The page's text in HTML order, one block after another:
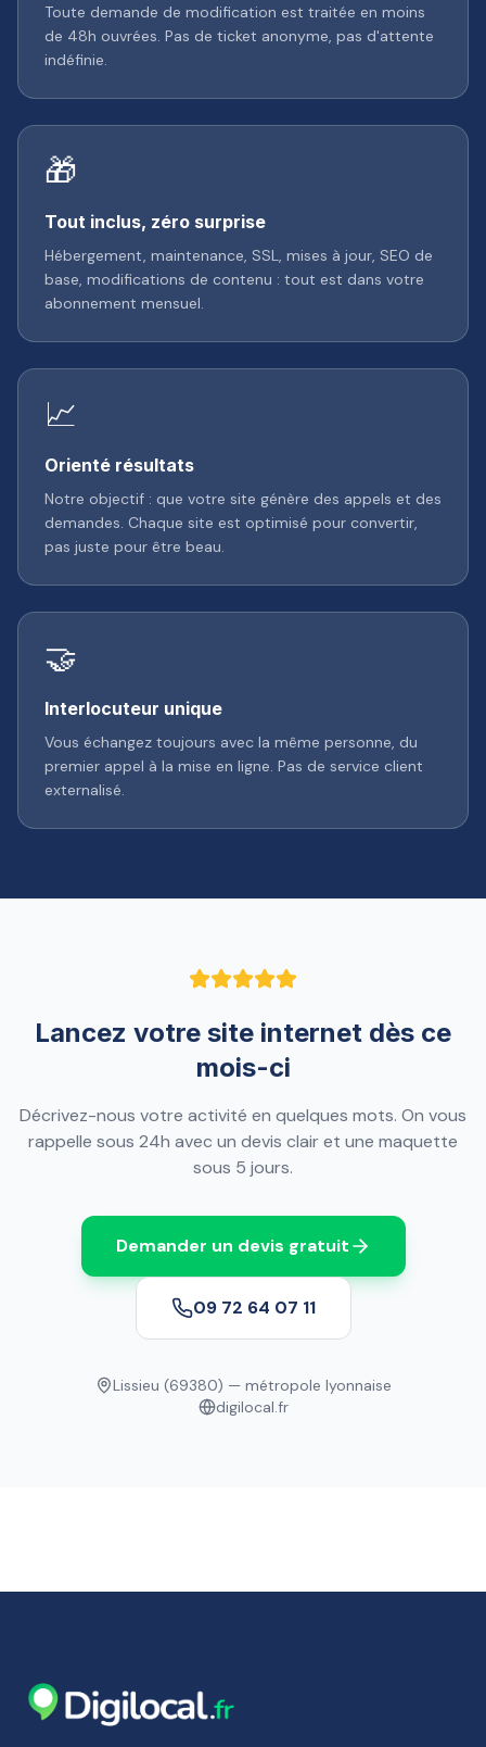
Toute demande de modification est traitée en moins
de 48h ouvrées. Pas de ticket anonyme, pas d'attente
indéfinie.
🎁
Tout inclus, zéro surprise
Hébergement, maintenance, SSL, mises à jour, SEO de
base, modifications de contenu : tout est dans votre
abonnement mensuel.
📈
Orienté résultats
Notre objectif : que votre site génère des appels et des
demandes. Chaque site est optimisé pour convertir,
pas juste pour être beau.
🤝
Interlocuteur unique
Vous échangez toujours avec la même personne, du
premier appel à la mise en ligne. Pas de service client
externalisé.
Lancez votre site internet dès ce
mois-ci
Décrivez-nous votre activité en quelques mots. On vous
rappelle sous 24h avec un devis clair et une maquette
sous 5 jours.
Demander un devis gratuit
09 72 64 07 11
Lissieu (69380) — métropole lyonnaise
digilocal.fr